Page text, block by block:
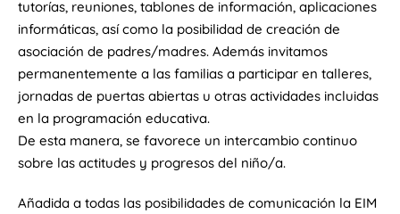
tutorías, reuniones, tablones de información, aplicaciones
informáticas, así como la posibilidad de creación de
asociación de padres/madres. Además invitamos
permanentemente a las familias a participar en talleres,
jornadas de puertas abiertas u otras actividades incluidas
en la programación educativa.
De esta manera, se favorece un intercambio continuo
sobre las actitudes y progresos del niño/a.
Añadida a todas las posibilidades de comunicación la EIM